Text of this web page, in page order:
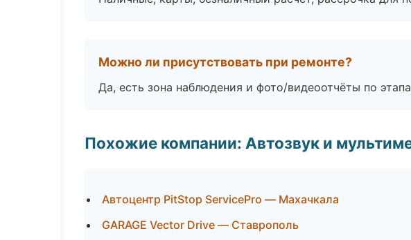
Можно ли присутствовать при ремонте?
Да, есть зона наблюдения и фото/видеоотчёты по
Похожие компании: Автозвук и
Автоцентр PitStop ServicePro — Махачкала
GARAGE Vector Drive — Ставрополь